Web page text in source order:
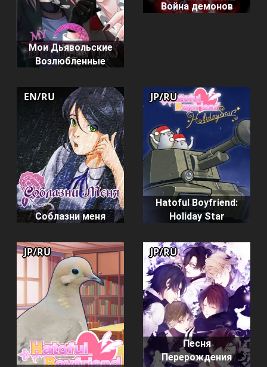
Мои Дьявольские
Возлюбленные
Война демонов
Соблазни меня
EN/RU
Hatoful Boyfriend:
Holiday Star
JP/RU
JP/RU
Песня
Перерождения
JP/RU